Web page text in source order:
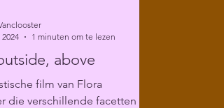
above
film van Flora
die verschillende facetten van
1 minuten om te lezen